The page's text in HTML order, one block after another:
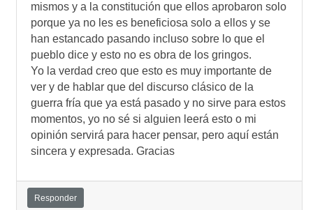
mismos y a la constitución que ellos aprobaron solo
porque ya no les es beneficiosa solo a ellos y se
han estancado pasando incluso sobre lo que el
pueblo dice y esto no es obra de los gringos.
Yo la verdad creo que esto es muy importante de
ver y de hablar que del discurso clásico de la
guerra fría que ya está pasado y no sirve para estos
momentos, yo no sé si alguien leerá esto o mi
opinión servirá para hacer pensar, pero aquí están
sincera y expresada. Gracias
Responder